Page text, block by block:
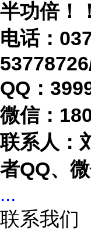
半功倍！
电话：
QQ：
微信：
联系人：
者QQ、微
...
联系我们